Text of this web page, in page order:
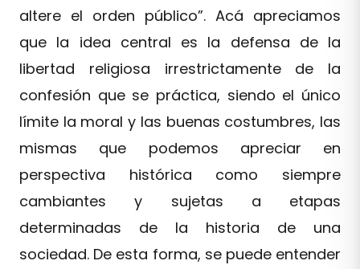
altere el orden público”. Acá apreciamos
que la idea central es la defensa de la
libertad religiosa irrestrictamente de la
confesión que se práctica, siendo el único
límite la moral y las buenas costumbres, las
mismas que podemos apreciar en
perspectiva histórica como siempre
cambiantes y sujetas a etapas
determinadas de la historia de una
sociedad. De esta forma, se puede entender